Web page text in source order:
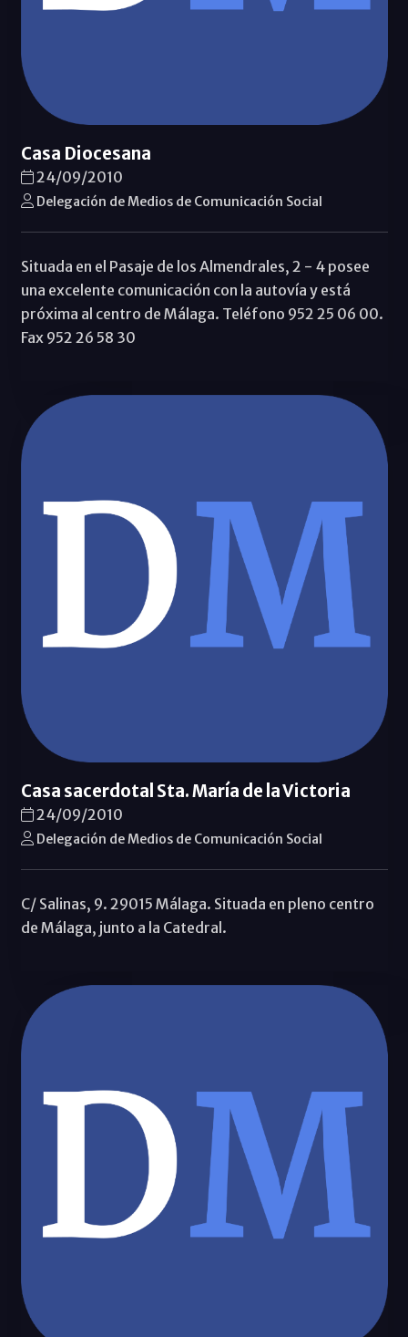
Casa Diocesana
24/09/2010
Delegación de Medios de Comunicación Social
Situada en el Pasaje de los Almendrales, 2 - 4 posee
una excelente comunicación con la autovía y está
próxima al centro de Málaga. Teléfono 952 25 06 00.
Fax 952 26 58 30
Casa sacerdotal Sta. María de la Victoria
24/09/2010
Delegación de Medios de Comunicación Social
C/ Salinas, 9. 29015 Málaga. Situada en pleno centro
de Málaga, junto a la Catedral.